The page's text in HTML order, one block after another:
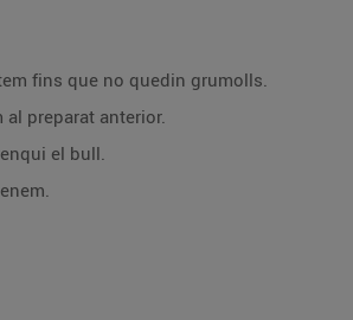
fins que no quedin grumolls.
preparat anterior.
el bull.